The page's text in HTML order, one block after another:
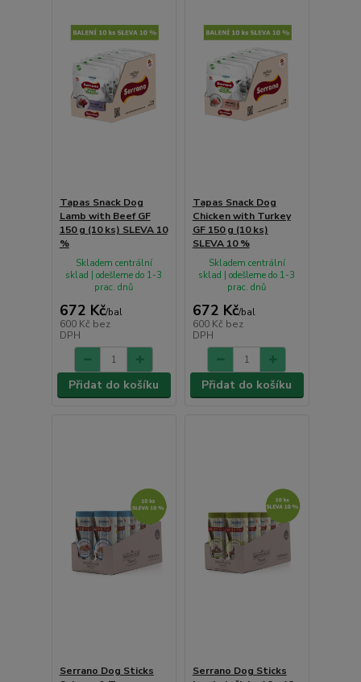
Tapas Snack Dog
Lamb with Beef GF
150 g (10 ks) SLEVA 10
%
672 Kč/bal
600 Kč bez
DPH
Skladem centrální
sklad | odešleme do 1-3
prac. dnů
Přidat do košíku
Tapas Snack Dog
Chicken with Turkey
GF 150 g (10 ks)
SLEVA 10 %
672 Kč/bal
600 Kč bez
DPH
Skladem centrální
sklad | odešleme do 1-3
prac. dnů
Přidat do košíku
Serrano Dog Sticks
Serrano Dog Sticks